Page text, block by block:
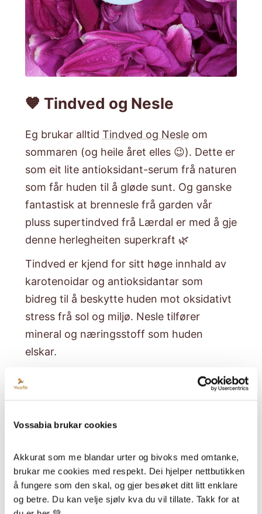
Vossabia brukar cookies
Akkurat som me blandar urter og bivoks med omtanke,
brukar me cookies med respekt. Dei hjelper nettbutikken
å fungere som den skal, og gjer besøket ditt litt enklare
og betre. Du kan velje sjølv kva du vil tillate. Takk for at
🧡 Tindved og Nesle
Eg brukar alltid Tindved og Nesleom
sommaren (og heile året elles 😉). Dette er
som eit lite antioksidant-serum frå naturen
som får huden til å gløde sunt. Og ganske
fantastisk at brennesle frå garden vår
pluss supertindved frå Lærdal er med å gje
denne herlegheiten superkraft 🌿
Tindved er kjend for sitt høge innhald av
karotenoidar og antioksidantar som
bidreg til å beskytte huden mot oksidativt
stress frå sol og miljø. Nesle tilfører
mineral og næringsstoff som huden
elskar.
Resultatet er ei hud som kjennest meir
spenstig, hydrert og full av glød. Eit lite
under solkrem gir huden eit ekstra
mest.
Perfekt pakke til ansiktet 💗